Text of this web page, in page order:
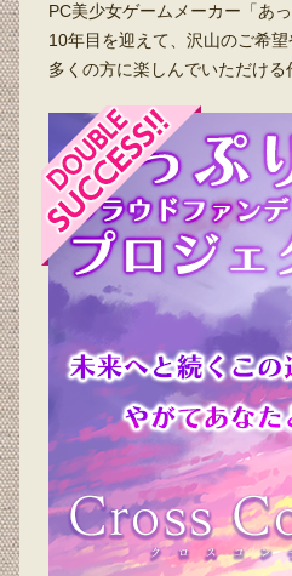
PC美少女ゲームメーカー「あ
10年目を迎えて、沢山のご希望
多くの方に楽しんでいただけ